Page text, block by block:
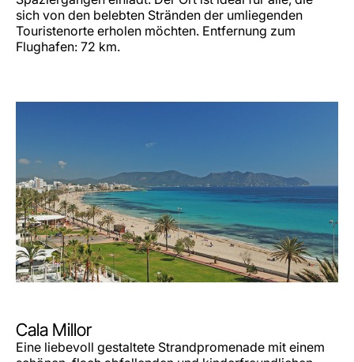
sich von den belebten Stränden der umliegenden
Touristenorte erholen möchten. Entfernung zum
Flughafen: 72 km.
Cala Millor
Eine liebevoll gestaltete Strandpromenade mit einem